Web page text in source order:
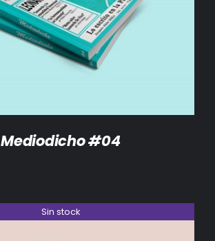
DETALLES
Mediodicho #04
Sin stock